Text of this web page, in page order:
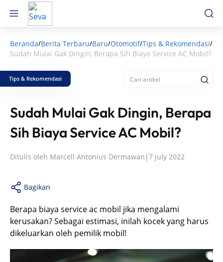
Beranda/Berita Terbaru/Baru/Otomotif/Tips & Rekomendasi/
Sudah Mulai Gak Dingin, Berapa Sih Biaya Service AC Mobil?
Tips & Rekomendasi
Sudah Mulai Gak Dingin, Berapa
Sih Biaya Service AC Mobil?
Ditulis oleh Marcell Antonius Dermawan |7 July 2022
Bagikan
Berapa biaya service ac mobil jika mengalami
kerusakan? Sebagai estimasi, inilah kocek yang harus
dikeluarkan oleh pemilik mobil!